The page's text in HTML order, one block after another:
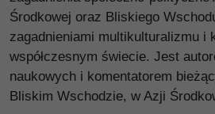
Środkowej oraz Bliskiego
zagadnieniami multikulturalizmu i
współczesnym świecie. Jest
naukowych i komentatorem
Bliskim Wschodzie, w Azji